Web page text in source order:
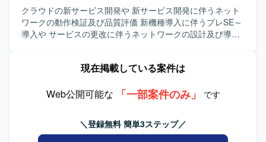
クラウドの新サービス開発や 新サービス開発に伴うネット
ワークの動作検証及び品質評価 新機種導入に伴うプレSE～
導入や サービスの更改に伴うネットワークの設計及び導入
現在掲載している案件は
Web公開可能な
「一部案件のみ」 です
＼登録無料 簡単3ステップ／